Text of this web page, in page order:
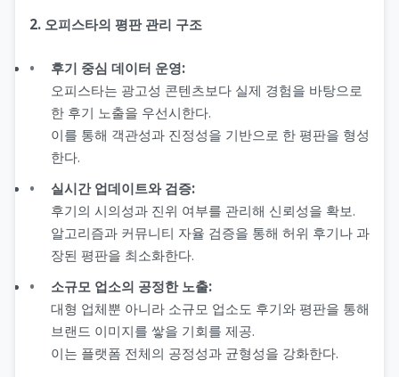
2. 오피스타의 평판 관리 구조
후기 중심 데이터 운영:
오피스타는 광고성 콘텐츠보다 실제 경험을 바탕으로
한 후기 노출을 우선시한다.
이를 통해 객관성과 진정성을 기반으로 한 평판을 형성
한다.
실시간 업데이트와 검증:
후기의 시의성과 진위 여부를 관리해 신뢰성을 확보.
알고리즘과 커뮤니티 자율 검증을 통해 허위 후기나 과
장된 평판을 최소화한다.
소규모 업소의 공정한 노출:
대형 업체뿐 아니라 소규모 업소도 후기와 평판을 통해
브랜드 이미지를 쌓을 기회를 제공.
이는 플랫폼 전체의 공정성과 균형성을 강화한다.